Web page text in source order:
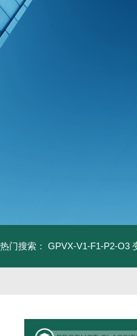
热门搜索： GPVX-V1-F1-P2-O3